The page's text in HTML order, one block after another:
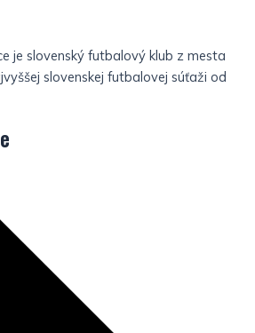
je slovenský futbalový klub z mesta
slovenskej futbalovej súťaži od